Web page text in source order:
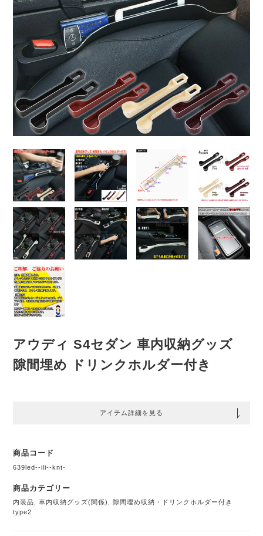
アウディ S4セダン 車内収納グッズ
隙間埋め ドリンクホルダー付き
アイテム詳細を見る
商品コード
639led--ili--knt-
商品カテゴリー
内装品 ,車内収納グッズ(関係)
隙間埋め収納・ドリンクホルダー付き
type2